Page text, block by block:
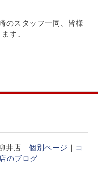
のスタッフ一同、皆様
す。
井店｜ 個別ページ ｜ コ
のブログ